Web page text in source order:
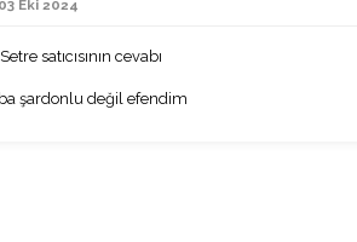
Eki 2024
Setre satıcısının cevabı
şardonlu değil efendim